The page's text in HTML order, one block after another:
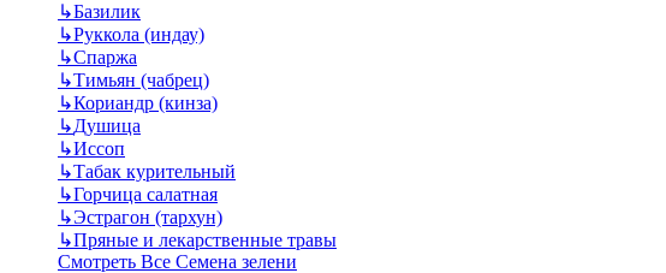
↳Базилик
↳Руккола (индау)
↳Спаржа
↳Тимьян (чабрец)
↳Кориандр (кинза)
↳Душица
↳Иссоп
↳Табак курительный
↳Горчица салатная
↳Эстрагон (тархун)
↳Пряные и лекарственные травы
Смотреть Все Семена зелени